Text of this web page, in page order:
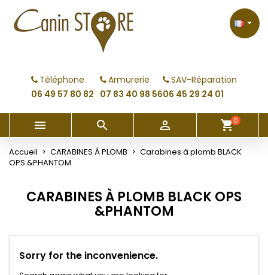
Téléphone
06 49 57 80 82
Armurerie
07 83 40 98 56
SAV-Réparation
06 45 29 24 01

   shopping_cart0
Accueil CARABINES Á PLOMB
Carabines à plomb BLACK
OPS &PHANTOM
CARABINES À PLOMB BLACK OPS
&PHANTOM
Sorry for the inconvenience.
My wishlists ×
Create new list
((modalTitle)) ×
((confirmMessage))
((cancelText)) ((modalDeleteText))
Créer une liste d'envies ×
Créer une liste d'envies
Connexion ×
Vous devez être connecté pour ajouter des produits